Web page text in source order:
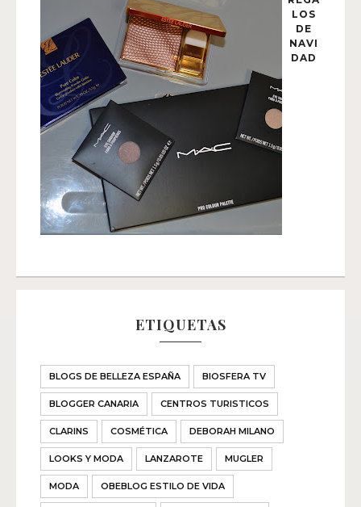
LOS
DE
NAVI
DAD
ETIQUETAS
BLOGS DE BELLEZA ESPAÑA BIOSFERA TV
BLOGGER CANARIA CENTROS TURISTICOS
CLARINS COSMÉTICA DEBORAH MILANO
LOOKS Y MODA LANZAROTE MUGLER
MODA OBEBLOG ESTILO DE VIDA